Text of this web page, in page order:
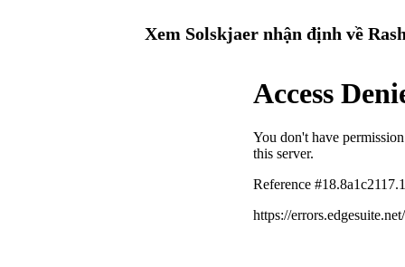
Xem Solskjaer nhận định về